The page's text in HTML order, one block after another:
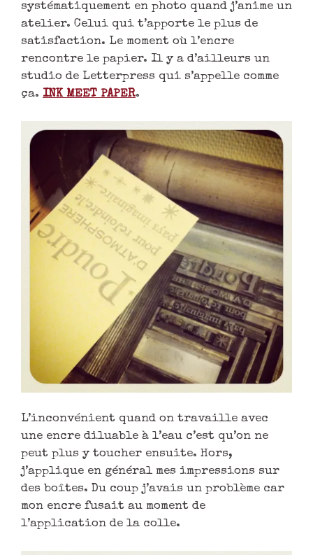
systématiquement en photo quand j’anime un
atelier. Celui qui t’apporte le plus de
satisfaction. Le moment où l’encre
rencontre le papier. Il y a d’ailleurs un
studio de Letterpress qui s’appelle comme
ça. INK MEET PAPER.
L’inconvénient quand on travaille avec
une encre diluable à l’eau c’est qu’on ne
peut plus y toucher ensuite. Hors,
j’applique en général mes impressions sur
des boîtes. Du coup j’avais un problème car
mon encre fusait au moment de
l’application de la colle.